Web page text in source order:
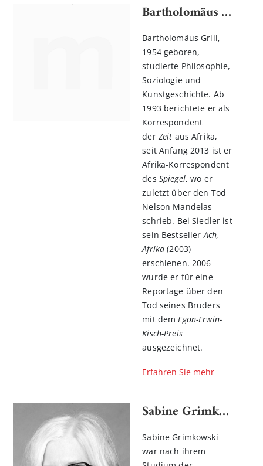
Bartholomäus Grill
Bartholomäus Grill,
1954 geboren,
studierte Philosophie,
Soziologie und
Kunstgeschichte. Ab
1993 berichtete er als
Korrespondent
der Zeit aus Afrika,
seit Anfang 2013 ist er
Afrika-Korrespondent
des Spiegel, wo er
zuletzt über den Tod
Nelson Mandelas
schrieb. Bei Siedler ist
sein Bestseller Ach,
Afrika (2003)
erschienen. 2006
wurde er für eine
Reportage über den
Tod seines Bruders
mit dem Egon-Erwin-
Kisch-Preis
ausgezeichnet.
Erfahren Sie mehr
Sabine Grimkowski
Sabine Grimkowski
war nach ihrem